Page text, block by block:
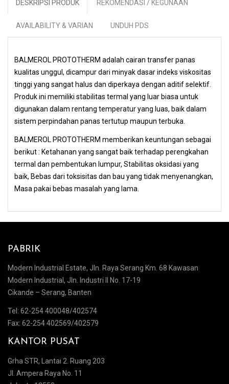
DESKRIPSI PRODUK REKOMENDASI / KEGUNAAN
AVAILABILITY & VARIAN UNDUH PDS
BALMEROL PROTOTHERM adalah cairan transfer panas
kualitas unggul, dicampur dari minyak dasar indeks viskositas
tinggi yang sangat halus dan diperkaya dengan aditif selektif.
Produk ini memiliki stabilitas termal yang luar biasa untuk
digunakan dalam rentang temperatur yang luas, baik dalam
sistem perpindahan panas tertutup maupun terbuka.
BALMEROL PROTOTHERM memberikan keuntungan sebagai
berikut : Ketahanan yang sangat baik terhadap perengkahan
termal dan pembentukan lumpur, Stabilitas oksidasi yang
baik, Bebas dari toksisitas dan bau yang tidak menyenangkan,
Masa pakai bebas masalah yang lama.
PABRIK
Modern Industrial Estate, Jln. Raya Serang Km. 68 Kawasan
Modern Industrial, Jln. Industri II No. 17-19
Cikande – Serang, Banten
Tel: 62-254 400048/402574
Fax: 62-254 402569/402579
KANTOR PUSAT
Grha STR, Lantai 2. Ruang 203
Jl. Ampera Raya No. 11